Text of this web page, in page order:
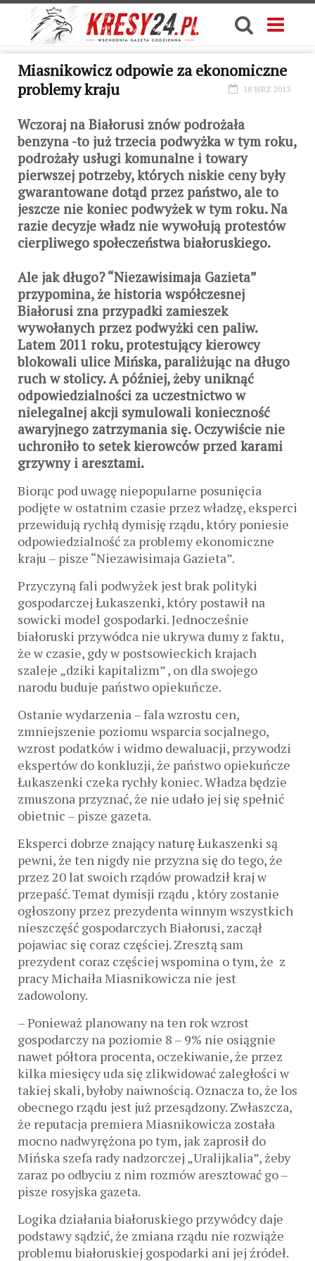
Miasnikowicz odpowie za ekonomiczne
problemy kraju
18 WRZ 2013
Wczoraj na Białorusi znów podrożała
benzyna -to już trzecia podwyżka w tym roku,
podrożały usługi komunalne i towary
pierwszej potrzeby, których niskie ceny były
gwarantowane dotąd przez państwo, ale to
jeszcze nie koniec podwyżek w tym roku. Na
razie decyzje władz nie wywołują protestów
cierpliwego społeczeństwa białoruskiego.
Ale jak długo? “Niezawisimaja Gazieta”
przypomina, że historia współczesnej
Białorusi zna przypadki zamieszek
wywołanych przez podwyżki cen paliw.
Latem 2011 roku, protestujący kierowcy
blokowali ulice Mińska, paraliżując na długo
ruch w stolicy. A później, żeby uniknąć
odpowiedzialności za uczestnictwo w
nielegalnej akcji symulowali konieczność
awaryjnego zatrzymania się. Oczywiście nie
uchroniło to setek kierowców przed karami
grzywny i aresztami.
Biorąc pod uwagę niepopularne posunięcia
podjęte w ostatnim czasie przez władzę, eksperci
przewidują rychłą dymisję rządu, który poniesie
odpowiedzialność za problemy ekonomiczne
kraju – pisze “Niezawisimaja Gazieta”.
Przyczyną fali podwyżek jest brak polityki
gospodarczej Łukaszenki, który postawił na
sowicki model gospodarki. Jednocześnie
białoruski przywódca nie ukrywa dumy z faktu,
że w czasie, gdy w postsowieckich krajach
szaleje „dziki kapitalizm” , on dla swojego
narodu buduje państwo opiekuńcze.
Ostanie wydarzenia – fala wzrostu cen,
zmniejszenie poziomu wsparcia socjalnego,
wzrost podatków i widmo dewaluacji, przywodzi
ekspertów do konkluzji, że państwo opiekuńcze
Łukaszenki czeka rychły koniec. Władza będzie
zmuszona przyznać, że nie udało jej się spełnić
obietnic – pisze gazeta.
Eksperci dobrze znający naturę Łukaszenki są
pewni, że ten nigdy nie przyzna się do tego, że
przez 20 lat swoich rządów prowadził kraj w
przepaść. Temat dymisji rządu , który zostanie
ogłoszony przez prezydenta winnym wszystkich
nieszczęść gospodarczych Białorusi, zaczął
pojawiac się coraz częściej. Zresztą sam
prezydent coraz częściej wspomina o tym, że z
pracy Michaiła Miasnikowicza nie jest
zadowolony.
– Ponieważ planowany na ten rok wzrost
gospodarczy na poziomie 8 – 9% nie osiągnie
nawet półtora procenta, oczekiwanie, że przez
kilka miesięcy uda się zlikwidować zaległości w
takiej skali, byłoby naiwnością. Oznacza to, że los
obecnego rządu jest już przesądzony. Zwłaszcza,
że reputacja premiera Miasnikowicza została
mocno nadwyrężona po tym, jak zaprosił do
Mińska szefa rady nadzorczej „Uralijkalia”, żeby
zaraz po odbyciu z nim rozmów aresztować go –
pisze rosyjska gazeta.
Logika działania białoruskiego przywódcy daje
podstawy sądzić, że zmiana rządu nie rozwiąże
problemu białoruskiej gospodarki ani jej źródeł.